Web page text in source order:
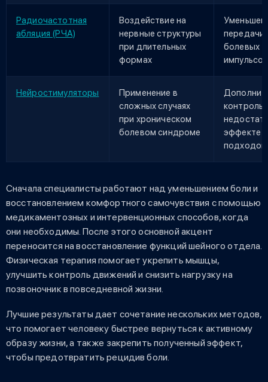
Радиочастотная
абляция (РЧА)
Воздействие на
нервные структуры
при длительных
формах
передачи
болевых
импульсов
Нейростимуляторы
Применение в
сложных случаях
при хроническом
болевом синдроме
контроль
эффекте
подходов
Сначала специалисты работают над уменьшением боли и
восстановлением комфортного самочувствия с помощью
медикаментозных и интервенционных способов, когда
они необходимы. После этого основной акцент
переносится на восстановление функций шейного отдела.
Физическая терапия помогает укрепить мышцы,
улучшить контроль движений и снизить нагрузку на
позвоночник в повседневной жизни.
Лучшие результаты дает сочетание нескольких методов,
что помогает человеку быстрее вернуться к активному
образу жизни, а также закрепить полученный эффект,
чтобы предотвратить рецидив боли.